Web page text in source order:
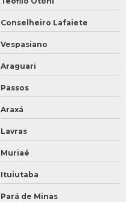
Conselheiro Lafaiete
Vespasiano
Araguari
Passos
Araxá
Lavras
Muriaé
Ituiutaba
Pará de Minas